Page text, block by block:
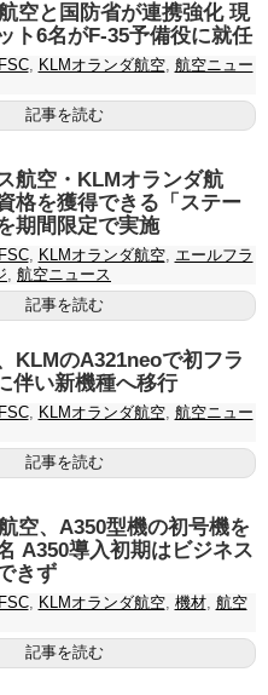
空と国防省が連携強化 現
ト6名がF-35予備役に就任
FSC, KLMオランダ航空, 航空ニュー
記事を読む
航空・KLMオランダ航
格を獲得できる「ステー
期間限定で実施
FSC, KLMオランダ航空, エールフラ
, 航空ニュース
記事を読む
KLMのA321neoで初フラ
伴い新機種へ移行
FSC, KLMオランダ航空, 航空ニュー
記事を読む
空、A350型機の初号機を
A350導入初期はビジネス
きず
FSC, KLMオランダ航空, 機材, 航空
記事を読む